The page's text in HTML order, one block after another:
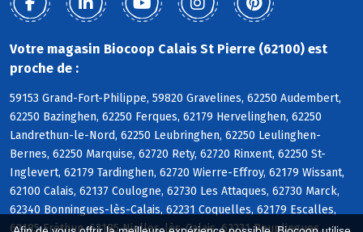
Votre magasin Biocoop Calais St Pierre (62100) est
proche de :
59153 Grand-Fort-Philippe, 59820 Gravelines, 62250 Audembert,
62250 Bazinghen, 62250 Ferques, 62179 Hervelinghen, 62250
Landrethun-le-Nord, 62250 Leubringhen, 62250 Leulinghen-
Bernes, 62250 Marquise, 62720 Rety, 62720 Rinxent, 62250 St-
Inglevert, 62179 Tardinghen, 62720 Wierre-Effroy, 62179 Wissant,
62100 Calais, 62137 Coulogne, 62730 Les Attaques, 62730 Marck,
62340 Bonningues-lès-Calais, 62231 Coquelles, 62179 Escalles,
62185 Fréthun, 62185 Nielles-lès-Calais, 62231 Peuplingues,